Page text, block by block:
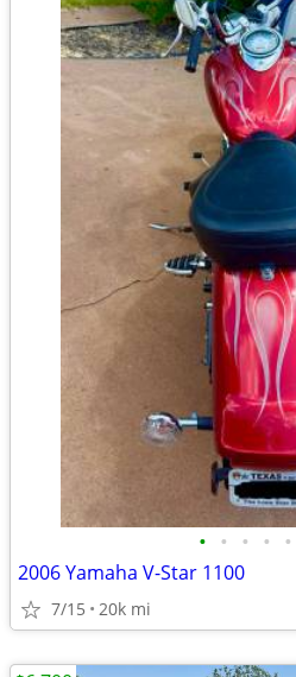
• • • • •
2006 Yamaha V-Star 1100
7/15 20k mi